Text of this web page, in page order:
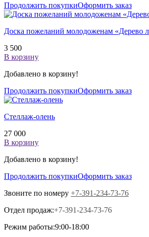
Продолжить покупкиОформить заказ
Доска пожеланий молодоженам «Дерево
3 500
В корзину
Добавлено в корзину!
Продолжить покупкиОформить заказ
Стеллаж-олень
27 000
В корзину
Добавлено в корзину!
Продолжить покупкиОформить заказ
Звоните по номеру +7-391-234-73-76
Отдел продаж:+7-391-234-73-76
Режим работы:9:00-18:00